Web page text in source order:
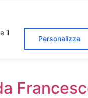
il
Personalizza